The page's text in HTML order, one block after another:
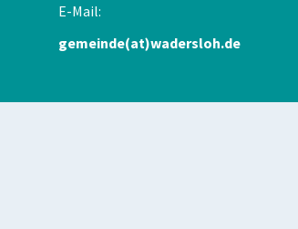
E-Mail:
gemeinde(at)wadersloh.de